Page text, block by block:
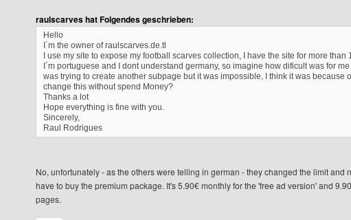
Benutzer-Profile anzeigen
raulscarves hat Folgendes geschrieben:
Hello
I´m the owner of raulscarves.de.tl
I use my site to expose my football scarves collection, I have the site for more
I´m portuguese and I dont understand germany, so imagine how dificult was for
was trying to create another subpage but it was impossible, I think it was because
change this without spend Money?
Thanks a lot
Hope everything is fine with you.
Sincerely,
Raul Rodrigues
No, unfortunately - as the others were telling in german - they changed the limit
have to buy the premium package. It's 5.90€ monthly for the 'free ad version' and
pages.